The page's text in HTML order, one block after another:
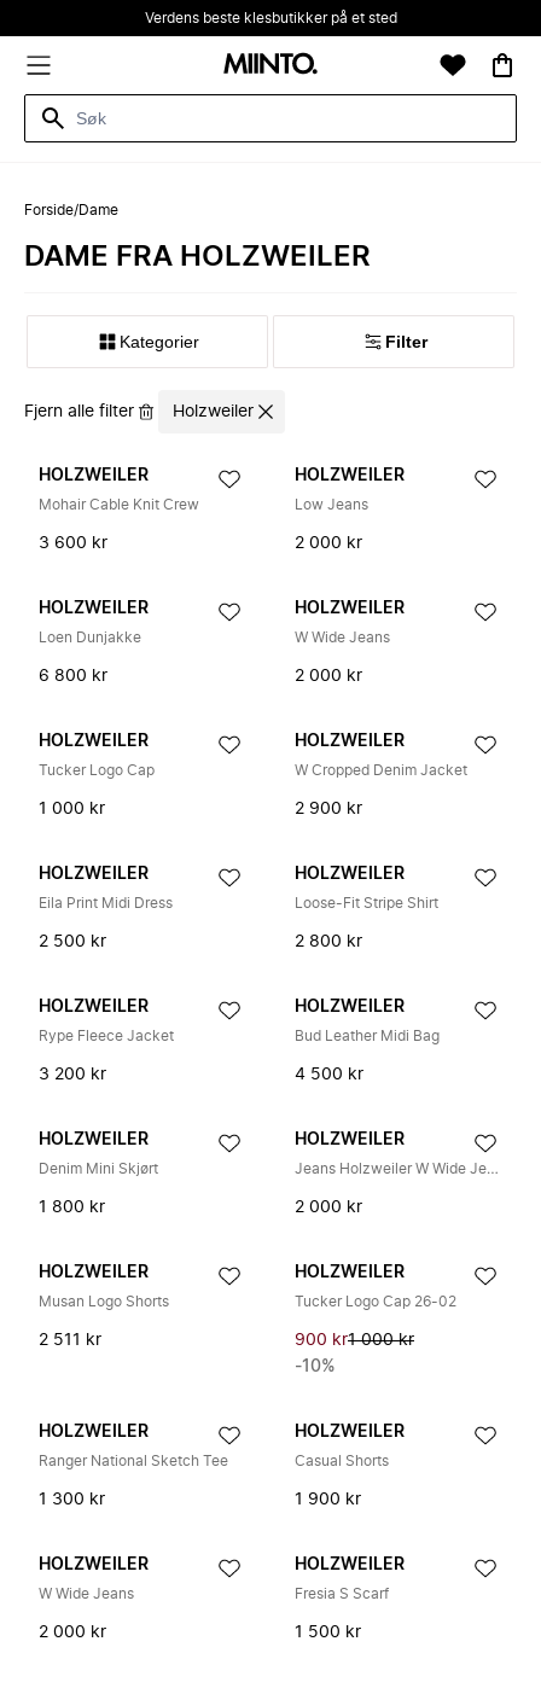
Verdens beste klesbutikker på et sted
Forside/Dame
DAME FRA HOLZWEILER
Kategorier Filter
Fjern alle filter Holzweiler
HOLZWEILER
Mohair Cable Knit Crew
3 600 kr
HOLZWEILER
Low Jeans
2 000 kr
HOLZWEILER
Loen Dunjakke
6 800 kr
HOLZWEILER
W Wide Jeans
2 000 kr
HOLZWEILER
Tucker Logo Cap
1 000 kr
HOLZWEILER
W Cropped Denim Jacket
2 900 kr
HOLZWEILER
Eila Print Midi Dress
2 500 kr
HOLZWEILER
Loose-Fit Stripe Shirt
2 800 kr
HOLZWEILER
Rype Fleece Jacket
3 200 kr
HOLZWEILER
Bud Leather Midi Bag
4 500 kr
HOLZWEILER
Denim Mini Skjørt
1 800 kr
HOLZWEILER
Jeans Holzweiler W Wide Jeans 34 Bukser
2 000 kr
HOLZWEILER
Musan Logo Shorts
2 511 kr
HOLZWEILER
Tucker Logo Cap 26-02
900 kr1 000 kr
-10%
HOLZWEILER
Ranger National Sketch Tee
1 300 kr
HOLZWEILER
Casual Shorts
1 900 kr
HOLZWEILER
W Wide Jeans
2 000 kr
HOLZWEILER
Fresia S Scarf
1 500 kr